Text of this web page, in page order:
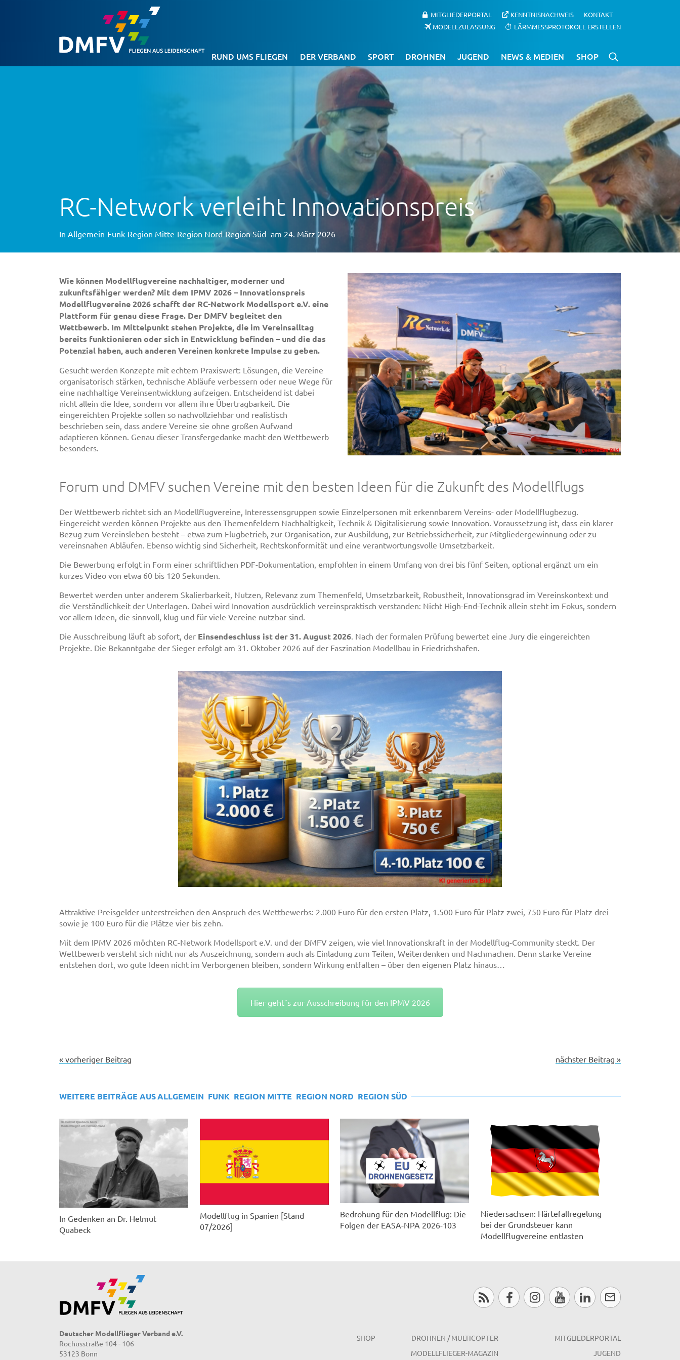
MITGLIEDERPORTAL KENNTNISNACHWEIS
KONTAKT
MODELLZULASSUNG
LÄRMMESSPROTOKOLL ERSTELLEN
RUND UMS FLIEGEN DER VERBAND SPORT DROHNEN JUGEND NEWS & MEDIEN SHOP
RC-Network verleiht Innovationspreis
In Allgemein Funk Region Mitte Region Nord Region Süd am 24. März 2026
Wie können Modellflugvereine nachhaltiger, moderner und
zukunftsfähiger werden? Mit dem IPMV 2026 – Innovationspreis
Modellflugvereine 2026 schafft der RC-Network Modellsport e.V. eine
Plattform für genau diese Frage. Der DMFV begleitet den
Wettbewerb. Im Mittelpunkt stehen Projekte, die im Vereinsalltag
bereits funktionieren oder sich in Entwicklung befinden – und die das
Potenzial haben, auch anderen Vereinen konkrete Impulse zu geben.
Gesucht werden Konzepte mit echtem Praxiswert: Lösungen, die Vereine
organisatorisch stärken, technische Abläufe verbessern oder neue Wege für
eine nachhaltige Vereinsentwicklung aufzeigen. Entscheidend ist dabei
nicht allein die Idee, sondern vor allem ihre Übertragbarkeit. Die
eingereichten Projekte sollen so nachvollziehbar und realistisch
beschrieben sein, dass andere Vereine sie ohne großen Aufwand
adaptieren können. Genau dieser Transfergedanke macht den Wettbewerb
besonders.
Forum und DMFV suchen Vereine mit den besten Ideen für die Zukunft des Modellflugs
Der Wettbewerb richtet sich an Modellflugvereine, Interessensgruppen sowie Einzelpersonen mit erkennbarem Vereins- oder Modellflugbezug.
Eingereicht werden können Projekte aus den Themenfeldern Nachhaltigkeit, Technik & Digitalisierung sowie Innovation. Voraussetzung ist, dass ein klarer
Bezug zum Vereinsleben besteht – etwa zum Flugbetrieb, zur Organisation, zur Ausbildung, zur Betriebssicherheit, zur Mitgliedergewinnung oder zu
vereinsnahen Abläufen. Ebenso wichtig sind Sicherheit, Rechtskonformität und eine verantwortungsvolle Umsetzbarkeit.
Die Bewerbung erfolgt in Form einer schriftlichen PDF-Dokumentation, empfohlen in einem Umfang von drei bis fünf Seiten, optional ergänzt um ein
kurzes Video von etwa 60 bis 120 Sekunden.
Bewertet werden unter anderem Skalierbarkeit, Nutzen, Relevanz zum Themenfeld, Umsetzbarkeit, Robustheit, Innovationsgrad im Vereinskontext und
die Verständlichkeit der Unterlagen. Dabei wird Innovation ausdrücklich vereinspraktisch verstanden: Nicht High-End-Technik allein steht im Fokus, sondern
vor allem Ideen, die sinnvoll, klug und für viele Vereine nutzbar sind.
Die Ausschreibung läuft ab sofort, der Einsendeschluss ist der 31. August 2026 . Nach der formalen Prüfung bewertet eine Jury die eingereichten
Projekte. Die Bekanntgabe der Sieger erfolgt am 31. Oktober 2026 auf der Faszination Modellbau in Friedrichshafen.
Attraktive Preisgelder unterstreichen den Anspruch des Wettbewerbs: 2.000 Euro für den ersten Platz, 1.500 Euro für Platz zwei, 750 Euro für Platz drei
sowie je 100 Euro für die Plätze vier bis zehn.
Mit dem IPMV 2026 möchten RC-Network Modellsport e.V. und der DMFV zeigen, wie viel Innovationskraft in der Modellflug-Community steckt. Der
Wettbewerb versteht sich nicht nur als Auszeichnung, sondern auch als Einladung zum Teilen, Weiterdenken und Nachmachen. Denn starke Vereine
entstehen dort, wo gute Ideen nicht im Verborgenen bleiben, sondern Wirkung entfalten – über den eigenen Platz hinaus…
Hier geht´s zur Ausschreibung für den IPMV 2026
« vorheriger Beitrag nächster Beitrag »
WEITERE BEITRÄGE AUSALLGEMEIN FUNK REGION MITTE REGION NORD REGION SÜD
In Gedenken an Dr. Helmut
Quabeck
Modellflug in Spanien [Stand
07/2026]
Bedrohung für den Modellflug: Die
Folgen der EASA-NPA 2026-103
Niedersachsen: Härtefallregelung
bei der Grundsteuer kann
Modellflugvereine entlasten
Deutscher Modellflieger Verband e.V.
Rochusstraße 104 - 106
53123 Bonn
SHOP
DROHNEN / MULTICOPTER
MODELLFLIEGER-MAGAZIN
MITGLIEDERPORTAL
JUGEND